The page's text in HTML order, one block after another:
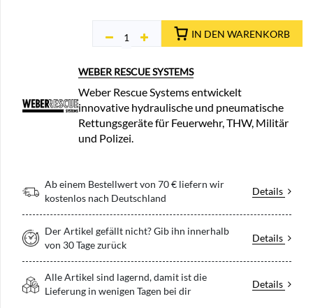
IN DEN WARENKORB
WEBER RESCUE SYSTEMS
Weber Rescue Systems entwickelt
innovative hydraulische und pneumatische
Rettungsgeräte für Feuerwehr, THW, Militär
und Polizei.
Ab einem Bestellwert von 70 € liefern wir
kostenlos nach Deutschland
Details
Der Artikel gefällt nicht? Gib ihn innerhalb
von 30 Tage zurück
Details
Alle Artikel sind lagernd, damit ist die
Lieferung in wenigen Tagen bei dir
Details